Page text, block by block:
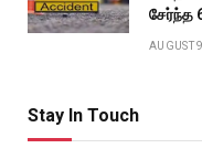
சேர்ந்த 6
AUGUST
Stay In Touch